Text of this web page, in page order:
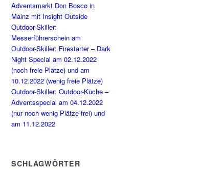
Adventsmarkt Don Bosco in
Mainz mit Insight Outside
Outdoor-Skiller:
Messerführerschein am
Outdoor-Skiller: Firestarter – Dark
Night Special am 02.12.2022
(noch freie Plätze) und am
10.12.2022 (wenig freie Plätze)
Outdoor-Skiller: Outdoor-Küche –
Adventsspecial am 04.12.2022
(nur noch wenig Plätze frei) und
am 11.12.2022
SCHLAGWÖRTER